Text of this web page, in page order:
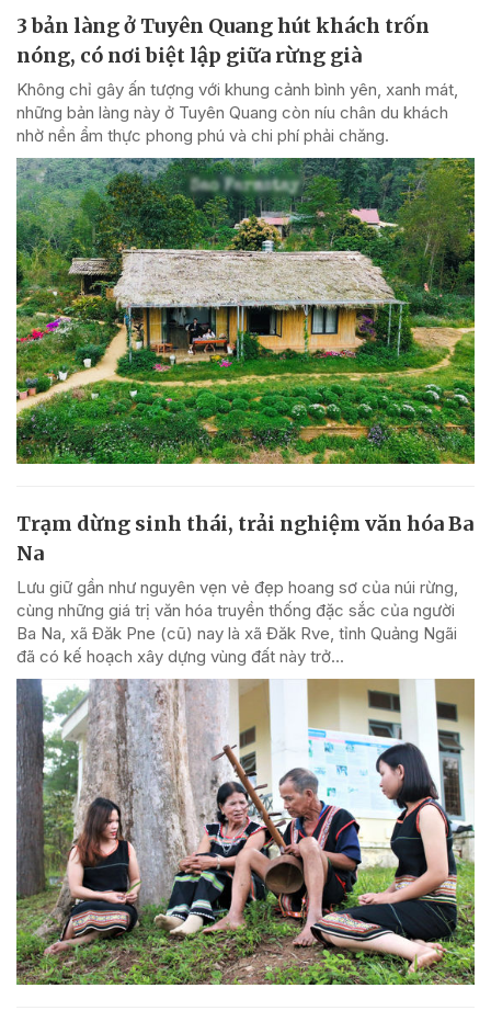
3 bản làng ở Tuyên Quang hút khách trốn
nóng, có nơi biệt lập giữa rừng già
Không chỉ gây ấn tượng với khung cảnh bình yên, xanh mát,
những bản làng này ở Tuyên Quang còn níu chân du khách
nhờ nền ẩm thực phong phú và chi phí phải chăng.
Trạm dừng sinh thái, trải nghiệm văn hóa Ba
Na
Lưu giữ gần như nguyên vẹn vẻ đẹp hoang sơ của núi rừng,
cùng những giá trị văn hóa truyền thống đặc sắc của người
Ba Na, xã Đăk Pne (cũ) nay là xã Đăk Rve, tỉnh Quảng Ngãi
đã có kế hoạch xây dựng vùng đất này trở...